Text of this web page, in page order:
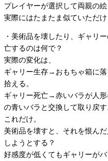
プレイヤーが選択して両親の
実際にはたまたま似ていただけ
・美術品を壊したり、ギャリ
亡するのは何で？
実際の変化は、
ギャリー生存→おもちゃ箱に
拾える。
ギャリー死亡→赤いバラが人
の青いバラと交換して取り戻す
これだけ。
美術品を壊すと、それを恨ん
しようとする？
好感度が低くてもギャリーが